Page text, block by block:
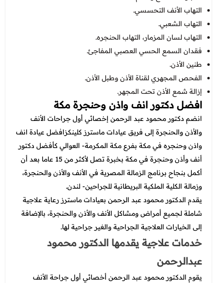
التهاب الأنف التحسسي.
التهاب الشعبي.
التهاب لسان المزمار، التهاب الحنجره.
فقدان السمع الحسي العصبي المفاجئ.
طنين الأذن.
الفحص المجهري لقناة الأذن وطبل الأذن.
إزالة شمع الأذن تحت المجهر.
افضل دكتور انف واذن وحنجرة مكة
انضم دكتور محمود عبد الرحمن إخصائي أول جراحات الأنف
والأذن والحنجرة إلى فريق عيادات ماسترز كلينكزافضل عيادة انف
واذن وحنجره في مكة بفرع مكة المكرمة- العوالي كأفضل دكتور
أنف وأذن وحنجرة في مكة بخبرة تصل لأكثر من 15 عاما بعد أن
أكمل بنجاح برنامج الزمالة المصرية في الأنف والأذن والحنجرة،
وزمالة الكلية الملكية البريطانية للجراحين- لندن.
يقدم الدكتور محمود عبد الرحمن بعيادات ماسترز رعاية علاجية
شاملة لجميع أمراض ومشاكل الأنف والأذن والحنجرة، بالإضافة
إلى الخيارات العلاجية الجراحية والغير جراحية لها.
خدمات علاجية يقدمها الدكتور محمود
عبدالرحمن
يقوم الدكتور محمود عبد الرحمن أخصائي أول جراحة الأنف